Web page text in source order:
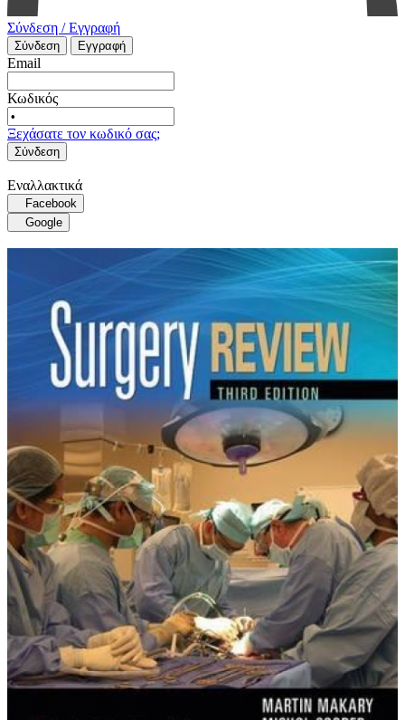
Σύνδεση / Εγγραφή
Σύνδεση Εγγραφή
Email
Κωδικός
Ξεχάσατε τον κωδικό σας;
Σύνδεση
Εναλλακτικά
Facebook
Google